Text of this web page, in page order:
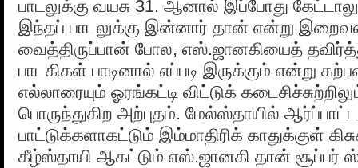
பாடலுக்கு வயசு 31. ஆனால் இப்போது
இந்தப் பாடலுக்கு இன்னார் தான் என்று
வைத்திருப்பான் போல, எஸ்.ஜானகியைத்
பாடகிகள் பாடினால் எப்படி இருக்கும் என்று
எல்லாரையும் ஓரங்கட்டி விட்டுக்
பொருந்துகிற அற்புதம். மேல்ஸ்தாயில்
பாட்டுக்களாகட்டும் இம்மாதிரிக் காதுக்குள்
கீழ்ஸ்தாயி ஆகட்டும் எஸ்.ஜானகி தான் சூப்பர்